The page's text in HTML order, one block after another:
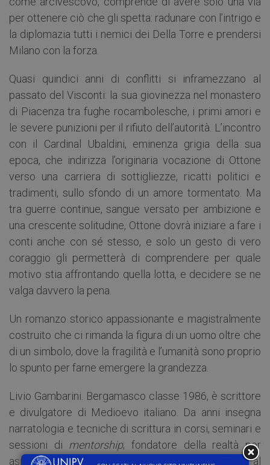
per ottenere ciò che gli spetta: radunare con l’intrigo e
la diplomazia tutti i nemici dei Della Torre e prendersi
Milano con la forza.
Quasi quindici anni di conflitti si inframezzano al
passato del Visconti: la sua giovinezza nel monastero
di Piacenza tra fughe rocambolesche, i primi amori e
le severe punizioni per il rifiuto dell’autorità. L’incontro
con il Cardinal Ubaldini, eminenza grigia della sua
epoca, che indirizza l’originaria vocazione di Ottone
verso una carriera di sottigliezze, ricatti politici e
tradimenti, sullo sfondo di un amore tormentato. Ma
tra guerre continue, sangue versato per ambizione e
una crescente solitudine, Ottone dovrà iniziare a fare i
conti anche con sé stesso, e solo un gesto di vero
coraggio gli permetterà di comprendere per quale
motivo stia affrontando quella lotta, e decidere se ne
valga davvero la pena.
Un romanzo storico appassionante e magistralmente
costruito che ci rimanda la figura di un uomo oltre che
di un simbolo, dove la fragilità e l’umanità sono proprio
lo spunto per farne emergere la grandezza.
Livio Gambarini. Bergamasco classe 1986, è scrittore
e di­vulgatore di Medioevo italiano. Da anni insegna
narratologia e tecniche di scrittura in corsi, seminari e
sessioni di mentorship; fondatore della realtà per
aspiranti scrittori di “Rotte Narrative”, è docente al